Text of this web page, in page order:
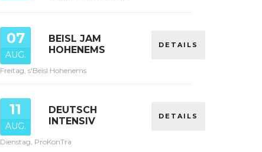
07
AUG.
BEISL JAM
HOHENEMS
Freitag, s'Beisl Hohenems
DETAILS
11
AUG.
DEUTSCH
INTENSIV
Dienstag, ProKonTra
DETAILS